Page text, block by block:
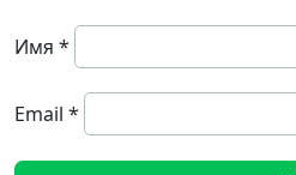
Имя *
Email *